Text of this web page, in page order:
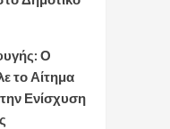
Ο
το Αίτημα
Ενίσχυση